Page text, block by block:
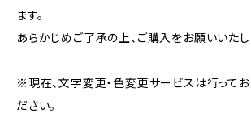
ます。
あらかじめご了承の上、ご購入をお願いいたし
※現在、文字変更・色変更サービスは行ってお
ださい。